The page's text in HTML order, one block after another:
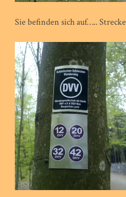
Sie befinden sich auf….. Strecke